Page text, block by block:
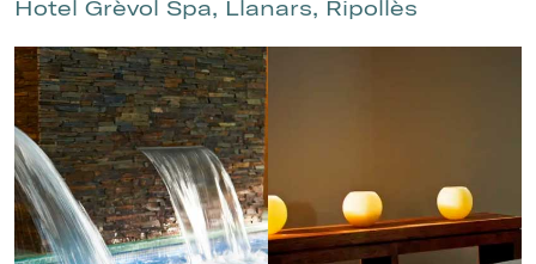
Hotel Grèvol Spa, Llanars, Ripollès